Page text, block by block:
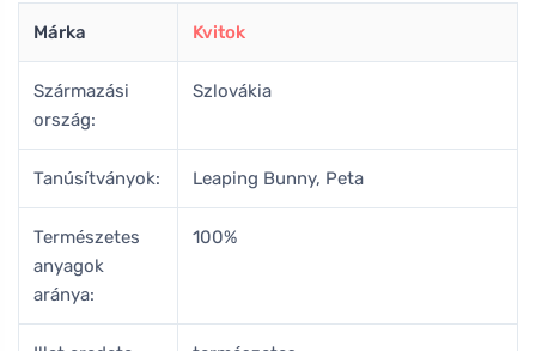
Márka Kvitok
Származási
ország:
Szlovákia
Tanúsítványok: Leaping Bunny, Peta
Természetes
anyagok
aránya:
100%